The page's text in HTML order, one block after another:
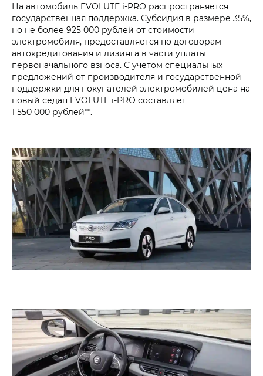
На автомобиль EVOLUTE i‑PRO распространяется
государственная поддержка. Субсидия в размере 35%,
но не более 925 000 рублей от стоимости
электромобиля, предоставляется по договорам
автокредитования и лизинга в части уплаты
первоначального взноса. С учетом специальных
предложений от производителя и государственной
поддержки для покупателей электромобилей цена на
новый седан EVOLUTE i‑PRO составляет
1 550 000 рублей**.